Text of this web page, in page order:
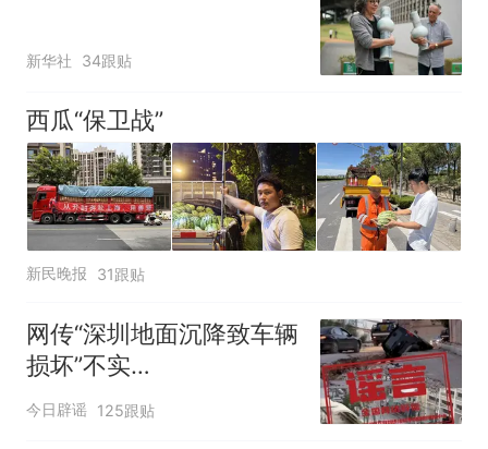
新华社 34跟贴
西瓜“保卫战”
新民晚报 31跟贴
网传“深圳地面沉降致车辆
损坏”不实
（2026·08·06）
今日辟谣 125跟贴